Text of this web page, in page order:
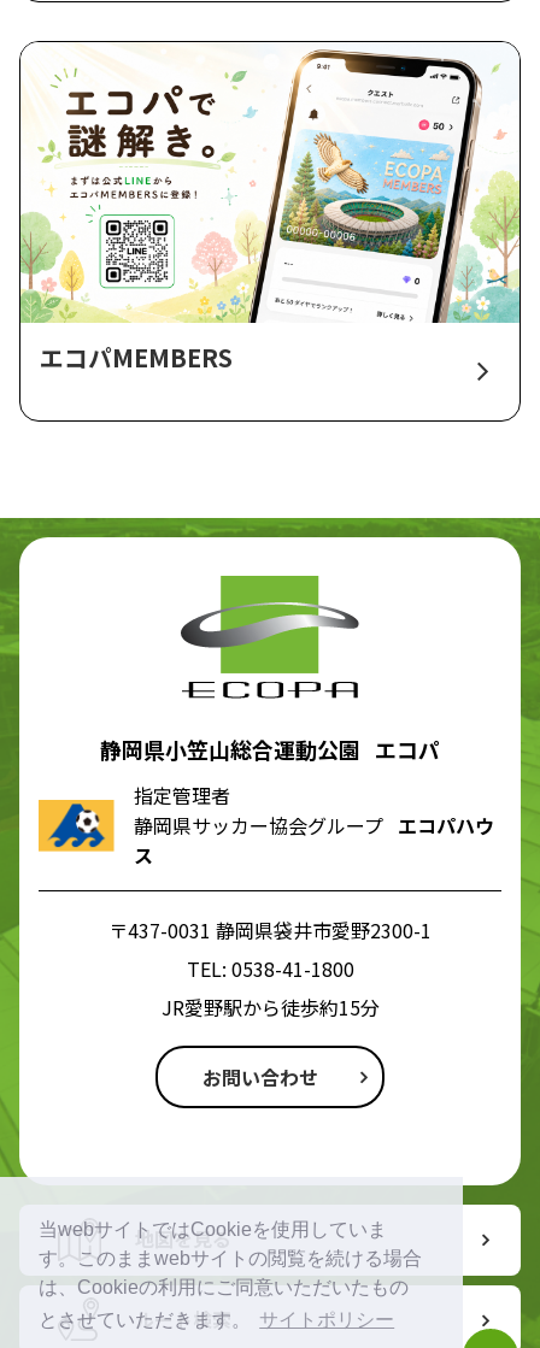
当webサイトではCookieを使用していま
す。このままwebサイトの閲覧を続ける場合
は、Cookieの利用にご同意いただいたもの
とさせていただきます。
サイトポリシー
エコパMEMBERS
静岡県小笠山総合運動公園 エコパ
指定管理者
静岡県サッカー協会グループ エコパハウ
ス
〒437-0031 静岡県袋井市愛野2300-1
TEL: 0538-41-1800
JR愛野駅から徒歩約15分
お問い合わせ
地図を見る
ルート検索